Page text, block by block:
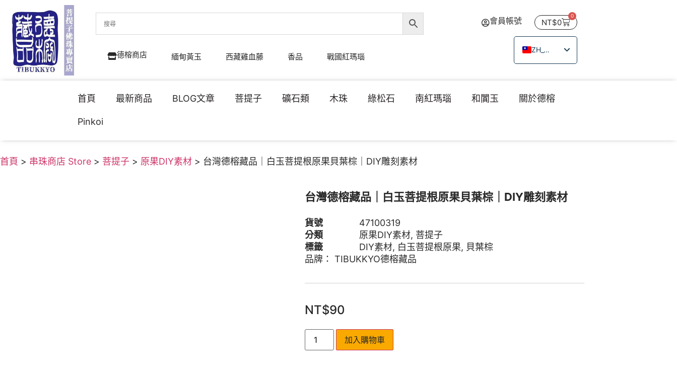
德榕商店 緬甸黃玉 西藏雞血藤 香品 戰國紅瑪瑙
會員帳號 NT$0
0
ZH_TW
EN
JA
TH
首頁 最新商品 BLOG文章 菩提子 礦石類 木珠 綠松石 南紅瑪瑙 和闐玉 關於德榕
Pinkoi
首頁 > 串珠商店 Store > 菩提子 > 原果DIY素材 > 台灣德榕藏品｜白玉菩提根原果貝葉棕｜DIY雕刻素材
台灣德榕藏品｜白玉菩提根原果貝葉棕｜DIY雕刻素材
貨號
47100319
分類
原果DIY素材, 菩提子
標籤
DIY素材, 白玉菩提根原果, 貝葉棕
品牌： TIBUKKYO德榕藏品
NT$90
加入購物車